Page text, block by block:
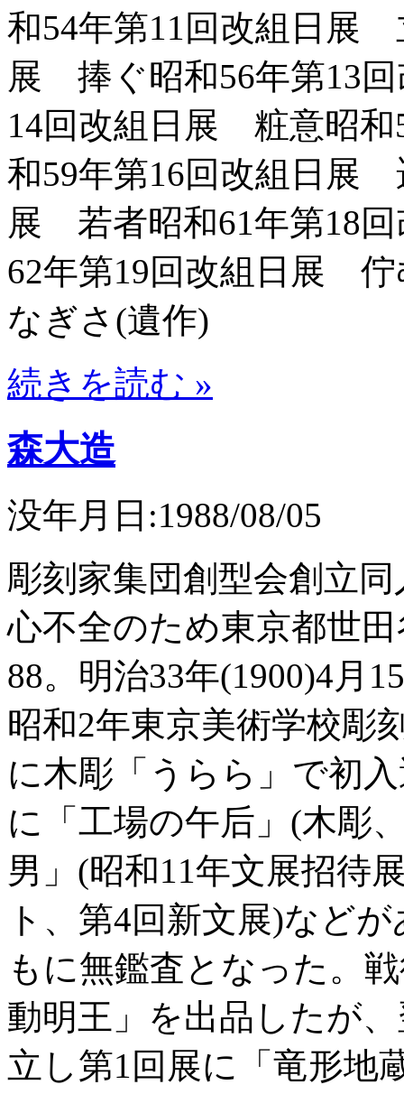
和54年第11回改組日展
展 捧ぐ昭和56年第13
14回改組日展 粧意昭
和59年第16回改組日展
展 若者昭和61年第18
62年第19回改組日展
なぎさ(遺作)
続きを読む »
森大造
没年月日:1988/08/05
彫刻家集団創型会創立
心不全のため東京都世
88。明治33年(1900)4月
昭和2年東京美術学校彫
に木彫「うらら」で初
に「工場の午后」(木彫
男」(昭和11年文展招待
ト、第4回新文展)など
もに無鑑査となった。
動明王」を出品したが
立し第1回展に「竜形地